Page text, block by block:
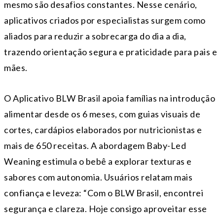
mesmo são desafios constantes. Nesse cenário,
aplicativos criados por especialistas surgem como
aliados para reduzir a sobrecarga do dia a dia,
trazendo orientação segura e praticidade para pais e
mães.
O Aplicativo BLW Brasil apoia famílias na introdução
alimentar desde os 6 meses, com guias visuais de
cortes, cardápios elaborados por nutricionistas e
mais de 650 receitas. A abordagem Baby-Led
Weaning estimula o bebê a explorar texturas e
sabores com autonomia. Usuários relatam mais
confiança e leveza: “Com o BLW Brasil, encontrei
segurança e clareza. Hoje consigo aproveitar esse